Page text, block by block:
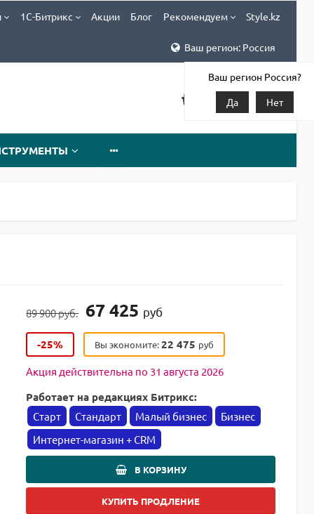
1С-Битрикс Акции Блог Рекомендуем Style.kz
Ваш регион: Россия
Ваш регион Россия?
Да
Нет
89 900 руб. 67 425 руб
-25% Вы экономите:22 475 руб
Акция действительна по 31 августа 2026
Работает на редакциях Битрикс:
Старт Стандарт Малый бизнес
Бизнес
Интернет-магазин + CRM
В КОРЗИНУ
КУПИТЬ ПРОДЛЕНИЕ